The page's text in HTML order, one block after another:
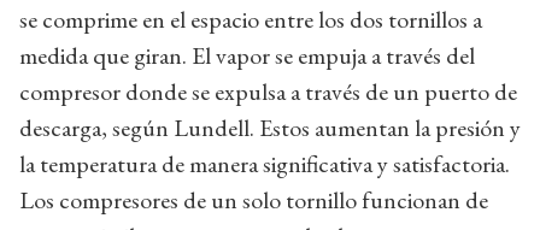
se comprime en el espacio entre los dos tornillos a
medida que giran. El vapor se empuja a través del
compresor donde se expulsa a través de un puerto de
descarga, según Lundell. Estos aumentan la presión y
la temperatura de manera significativa y satisfactoria.
Los compresores de un solo tornillo funcionan de